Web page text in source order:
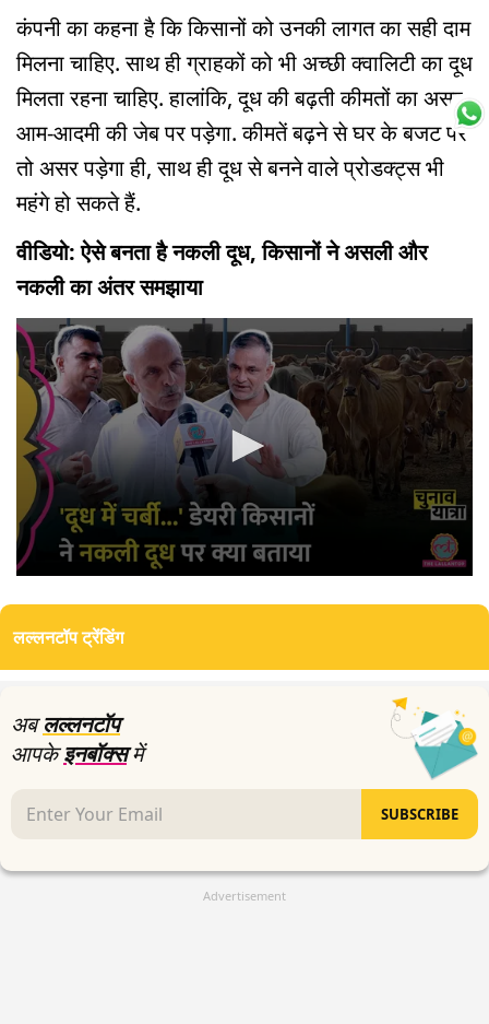
कंपनी का कहना है कि किसानों को उनकी लागत का सही दाम
मिलना चाहिए. साथ ही ग्राहकों को भी अच्छी क्वालिटी का दूध
मिलता रहना चाहिए. हालांकि, दूध की बढ़ती कीमतों का असर
आम-आदमी की जेब पर पड़ेगा. कीमतें बढ़ने से घर के बजट पर
तो असर पड़ेगा ही, साथ ही दूध से बनने वाले प्रोडक्ट्स भी
महंगे हो सकते हैं.
वीडियो: ऐसे बनता है नकली दूध, किसानों ने असली और
नकली का अंतर समझाया
seconds
9
19
लल्लनटॉप ट्रेंडिंग
अबलल्लनटॉप
आपकेइनबॉक्समें
SUBSCRIBE
Advertisement